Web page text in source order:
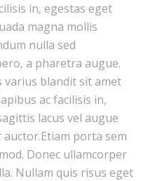
in, egestas eget
magna mollis
nulla sed
a pharetra augue.
varius blandit sit amet
ac facilisis in,
lacus vel augue
porta sem
Donec ullamcorper
Nullam quis risus eget